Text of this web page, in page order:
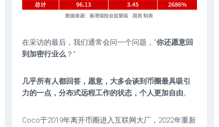
在采访的最后，我们通常会问一个问题，“你还愿意回
到加密行业么 ？”
几乎所有人都回答，愿意，大多会谈到币圈最具吸引
力的一点，分布式远程工作的状态，个人更加自由。
Coco于2019年离开币圈进入互联网大厂，2022年重新